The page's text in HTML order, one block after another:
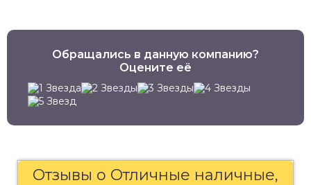
Обращались в данную компанию?
Оцените её
Отзывы о Отличные наличные,